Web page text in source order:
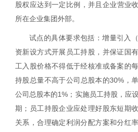
股权应达到一定比例，并且企业营业
所在企业集团外部。
试点的具体要求包括：增量引入
资新设方式开展员工持股，并保证国
工入股价格不得低于经核准或备案的
持股总量不高于公司总股本的30% ，
公司总股本的1% ；实施员工持股，应
期；员工持股企业应处理好股东短期
关系，合理确定利润分配方案和分红